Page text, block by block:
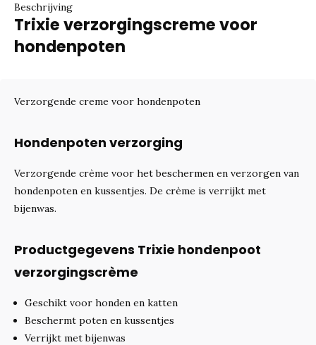
Beschrijving
Trixie verzorgingscreme voor
hondenpoten
Verzorgende creme voor hondenpoten
Hondenpoten verzorging
Verzorgende crème voor het beschermen en verzorgen van
hondenpoten en kussentjes. De crème is verrijkt met
bijenwas.
Productgegevens Trixie hondenpoot
verzorgingscrème
Geschikt voor honden en katten
Beschermt poten en kussentjes
Verrijkt met bijenwas